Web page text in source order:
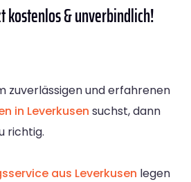
kostenlos & unverbindlich!
zuverlässigen und erfahrenen
in Leverkusen suchst, dann
richtig.
aus Leverkusen legen